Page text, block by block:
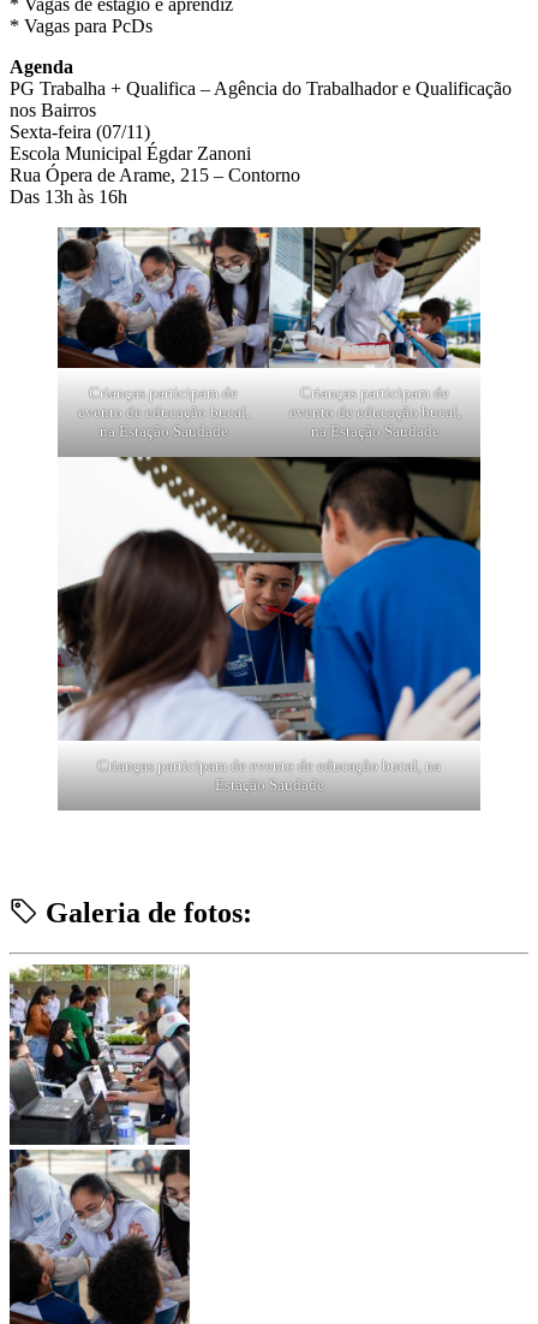
* Vagas de estágio e aprendiz
* Vagas para PcDs
Agenda
PG Trabalha + Qualifica – Agência do Trabalhador e Qualificação
nos Bairros
Sexta-feira (07/11)
Escola Municipal Égdar Zanoni
Rua Ópera de Arame, 215 – Contorno
Das 13h às 16h
Crianças participam de
evento de educação bucal,
na Estação Saudade
Crianças participam de
evento de educação bucal,
na Estação Saudade
Crianças participam de evento de educação bucal, na
Estação Saudade
Galeria de fotos: